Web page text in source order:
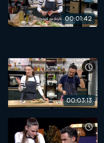
00:01:42
00:03:13